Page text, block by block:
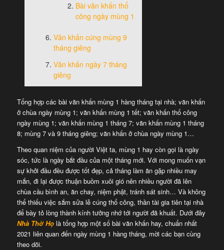
Bài văn khấn thổ
công ngày mùng 1
Văn khấn cúng mùng 9
tháng giêng
Văn khấn ngày 7 tháng
giêng
Tổng hợp các bài văn khấn mùng 1 hàng tháng tại nhà; văn khấn
ở chùa ngày mùng 1; văn khấn mùng 1 tết; văn khấn thổ công
ngày mùng 1; văn khấn mùng 1 tháng 7; văn khấn mùng 1 tháng
8; mùng 7 và 9 tháng giêng; văn khấn ở chùa ngày mùng 1…
Theo quan niệm của người Việt ta, mùng 1 hay còn gọi là ngày
sóc, tức là ngày bắt đầu của một tháng mới. Với mong muốn vạn
sự khởi đầu đều được tốt đẹp, cả tháng làm ăn gặp nhiều may
mắn, đi lại được thuận buồm xuôi gió nên nhiều người đã lên
chùa cầu bình an, ăn chay, niệm phật, tránh sát sinh… Và không
thể thiếu việc sắm sửa lễ cúng thổ công, thần tài gia tiên tại nhà
để bày tỏ lòng thành kính tưởng nhớ tới người đã khuất. Dưới đây
Nhà Thờ Họlà tổng hợp một số bài văn khấn hay, chuẩn nhất
2021 liên quan đến ngày mùng 1 hàng tháng, mời các bạn cùng
theo dõi.